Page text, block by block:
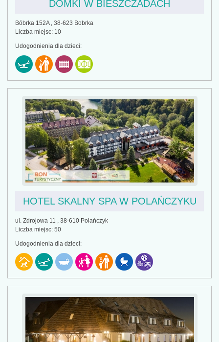
DOMKI W BIESZCZADACH
Bóbrka 152A , 38-623 Bobrka
Liczba miejsc: 10
Udogodnienia dla dzieci:
HOTEL SKALNY SPA W POLAŃCZYKU
ul. Zdrojowa 11 , 38-610 Polańczyk
Liczba miejsc: 50
Udogodnienia dla dzieci: